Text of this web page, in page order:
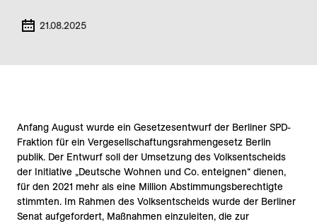
21.08.2025
Anfang August wurde ein Gesetzesentwurf der Berliner SPD-
Fraktion für ein Vergesellschaftungsrahmengesetz Berlin
publik. Der Entwurf soll der Umsetzung des Volksentscheids
der Initiative „Deutsche Wohnen und Co. enteignen“ dienen,
für den 2021 mehr als eine Million Abstimmungsberechtigte
stimmten. Im Rahmen des Volksentscheids wurde der Berliner
Senat aufgefordert, Maßnahmen einzuleiten, die zur